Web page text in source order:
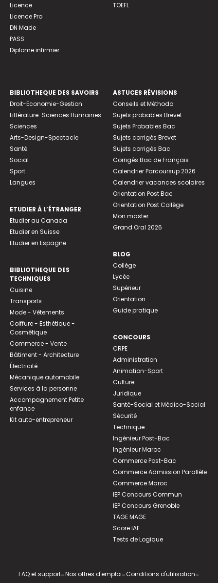
Licence
Licence Pro
DN Made
PASS
Diplome infirmier
TOEFL
BIBLIOTHEQUE DES SAVOIRS
Droit-Economie-Gestion
Littérature-Sciences Humaines
Sciences
Arts-Design-Spectacle
Santé
Social
Sport
Langues
ETUDIER À L’ÉTRANGER
Etudier au Canada
Etudier en Suisse
Etudier en Espagne
BIBLIOTHEQUE DES
TECHNIQUES
Cuisine
Transports
Mode - Vêtements
Coiffure - Esthétique -
Cosmétique
Commerce - Vente
Bâtiment - Architecture
Électricité
Mécanique automobile
Services à la personne
Accompagnement Petite
enfance
Kit auto-entrepreneur
ASTUCES RÉVISIONS
Conseils et Méthodo
Sujets probables Brevet
Sujets Probables Bac
Sujets corrigés Brevet
Sujets corrigés Bac
Corrigés Bac de Français
Calendrier Parcoursup 2026
Calendrier vacances scolaires
Orientation Post Bac
Orientation Post Collège
Mon master
Grand Oral 2026
BLOG
Collège
Lycée
Supérieur
Orientation
Guide pratique
CONCOURS
CRPE
Administration
Animation-Sport
Culture
Juridique
Santé-Social et Médico-Social
Sécurité
Technique
Ingénieur Post-Bac
Ingénieur Maroc
Commerce Post-Bac
Commerce Admission Parallèle
Commerce Maroc
IEP Concours Commun
IEP Concours Grenoble
TAGE MAGE
Score IAE
Tests de Logique
FAQ et support-Nos offres d'emploi-Conditions d'utilisation-